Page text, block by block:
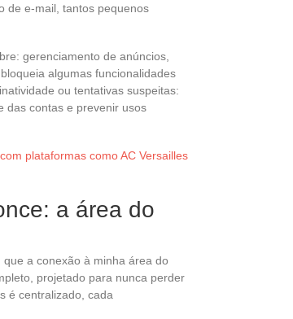
de e-mail, tantos pequenos
gerenciamento de anúncios,
algumas funcionalidades
ou tentativas suspeitas:
das contas e prevenir usos
plataformas como AC Versailles
a área do
a conexão à minha área do
projetado para nunca perder
é centralizado, cada